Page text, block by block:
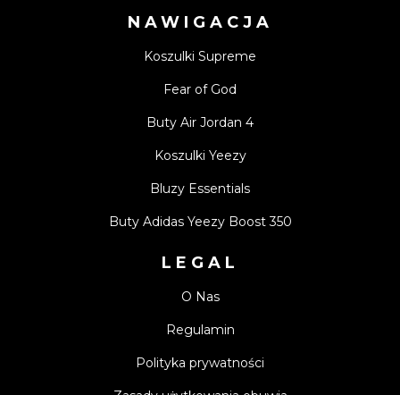
NAWIGACJA
Koszulki Supreme
Fear of God
Buty Air Jordan 4
Koszulki Yeezy
Bluzy Essentials
Buty Adidas Yeezy Boost 350
LEGAL
O Nas
Regulamin
Polityka prywatności